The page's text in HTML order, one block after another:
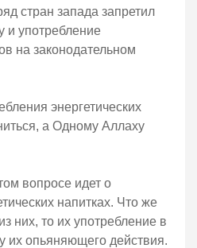
стран запада запретил
и употребление
на законодательном
энергетических
а Одному Аллаху
вопросе идет о
напитках. Что же
них, то их употребление в
их опьяняющего действия.